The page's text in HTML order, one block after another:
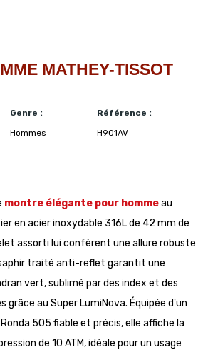
MATHEY-TISSOT
Genre :
Hommes
Référence :
H901AV
montre élégante pour hommeau
en acier inoxydable 316L de 42 mm de
assorti lui confèrent une allure robuste
traité anti-reflet garantit une
vert, sublimé par des index et des
grâce au Super LumiNova. Équipée d'un
505 fiable et précis, elle affiche la
de 10 ATM, idéale pour un usage